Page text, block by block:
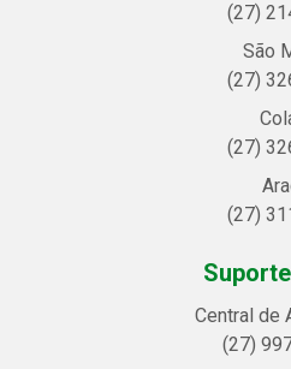
(27)
São
(27)
(27)
(27)
Central de
(27)